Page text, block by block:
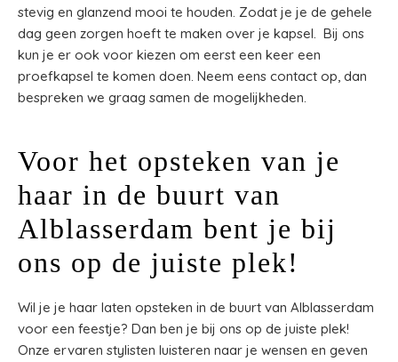
stevig en glanzend mooi te houden. Zodat je je de gehele
dag geen zorgen hoeft te maken over je kapsel. Bij ons
kun je er ook voor kiezen om eerst een keer een
proefkapsel te komen doen. Neem eens contact op, dan
bespreken we graag samen de mogelijkheden.
Voor het opsteken van je
haar in de buurt van
Alblasserdam bent je bij
ons op de juiste plek!
Wil je je haar laten opsteken in de buurt van Alblasserdam
voor een feestje? Dan ben je bij ons op de juiste plek!
Onze ervaren stylisten luisteren naar je wensen en geven